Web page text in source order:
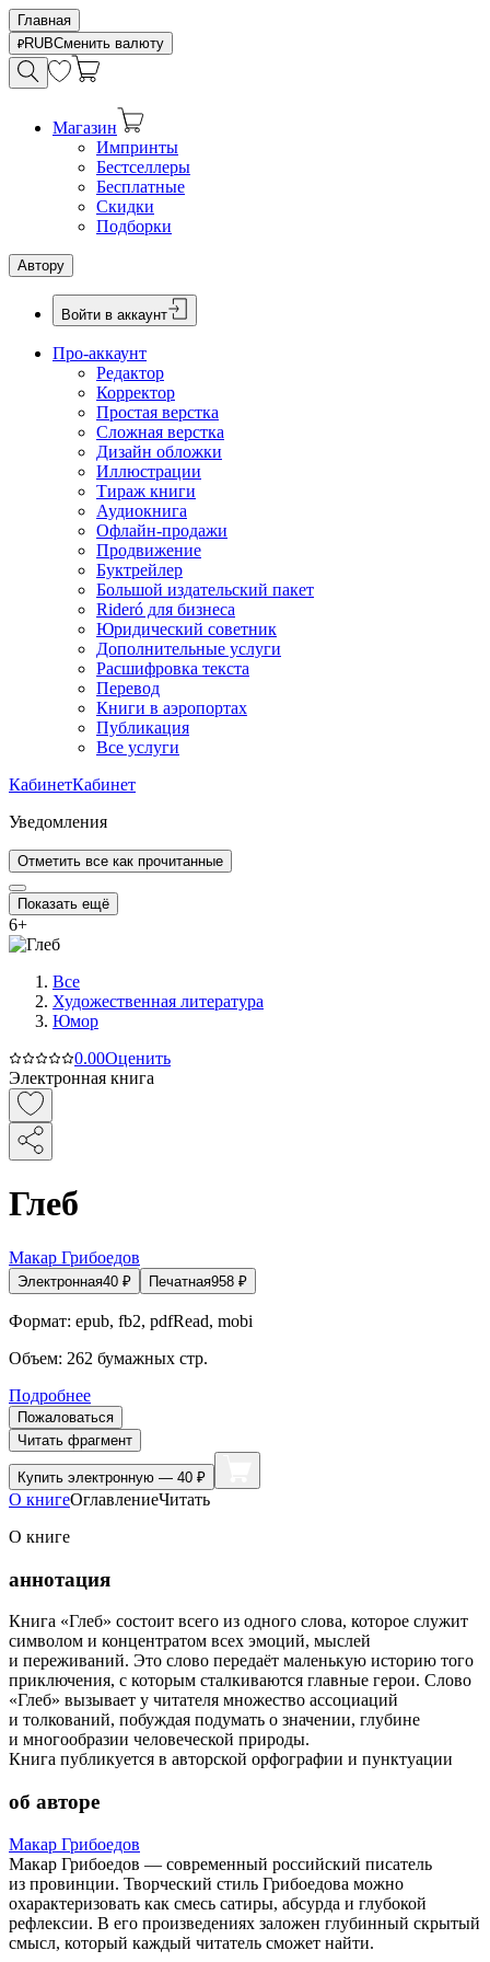
Главная
RUBСменить валюту
Магазин
Импринты
Бестселлеры
Бесплатные
Скидки
Подборки
Автору
Войти в аккаунт
Про-аккаунт
Редактор
Корректор
Простая верстка
Сложная верстка
Дизайн обложки
Иллюстрации
Тираж книги
Аудиокнига
Офлайн-продажи
Продвижение
Буктрейлер
Большой издательский пакет
Rideró для бизнеса
Юридический советник
Дополнительные услуги
Расшифровка текста
Перевод
Книги в аэропортах
Публикация
Все услуги
КабинетКабинет
Уведомления
Отметить все как прочитанные
Показать ещё
6+
Все
Художественная литература
Юмор
0.00Оценить
Электронная книга
Глеб
Макар Грибоедов
Электронная40 ₽ Печатная958 ₽
Формат: epub, fb2, pdfRead, mobi
Объем: 262 бумажных стр.
Подробнее
Пожаловаться
Читать фрагмент
Купить электронную — 40 ₽
О книгеОглавлениеЧитать
О книге
аннотация
Книга «Глеб» состоит всего из одного слова, которое служит
символом и концентратом всех эмоций, мыслей
и переживаний. Это слово передаёт маленькую историю того
приключения, с которым сталкиваются главные герои. Слово
«Глеб» вызывает у читателя множество ассоциаций
и толкований, побуждая подумать о значении, глубине
и многообразии человеческой природы.
Книга публикуется в авторской орфографии и пунктуации
об авторе
Макар Грибоедов
Макар Грибоедов — современный российский писатель
из провинции. Творческий стиль Грибоедова можно
охарактеризовать как смесь сатиры, абсурда и глубокой
рефлексии. В его произведениях заложен глубинный скрытый
смысл, который каждый читатель сможет найти.